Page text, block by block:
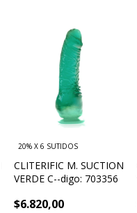
CLITERIFIC M. SUCTION
VERDE C--digo: 703356
$6.820,00
20% X 6 SUTIDOS